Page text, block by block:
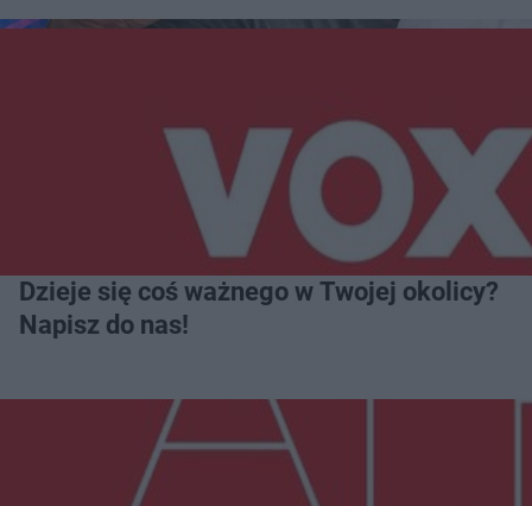
Dzieje się coś ważnego w Twojej okolicy?
Napisz do nas!
Więcej